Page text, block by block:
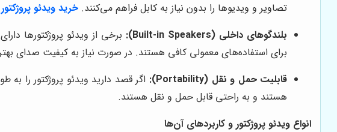
تصاویر و ویدیوها را بدون نیاز به کابل فراهم می‌کنند. خرید ویدئو پروژکتور
بلندگوهای داخلی (Built-in Speakers):
برخی از ویدئو پروژکتورها
برای استفاده‌های معمولی کافی هستند. در صورت نیاز به کیفیت صدای
قابلیت حمل و نقل (Portability):
اگر قصد دارید ویدئو پروژکتور را
هستند و به راحتی قابل حمل و نقل هستند.
انواع ویدئو پروژکتور و کاربردهای آن‌ها